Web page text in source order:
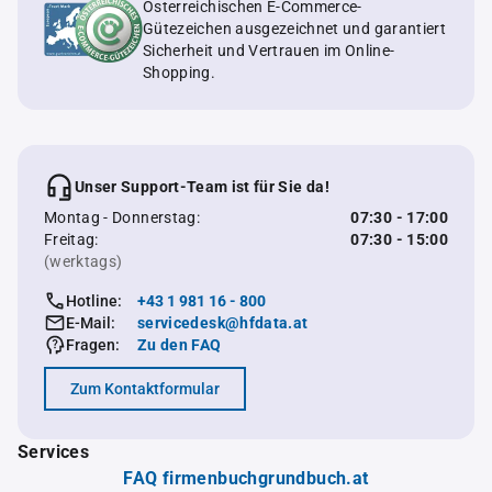
Österreichischen E-Commerce-
Gütezeichen ausgezeichnet und garantiert
Sicherheit und Vertrauen im Online-
Shopping.
Unser Support-Team ist für Sie da!
Montag - Donnerstag:
07:30 - 17:00
Freitag:
07:30 - 15:00
(werktags)
Hotline:
+43 1 981 16 - 800
E-Mail:
servicedesk@hfdata.at
Fragen:
Zu den FAQ
Zum Kontaktformular
Services
FAQ firmenbuchgrundbuch.at